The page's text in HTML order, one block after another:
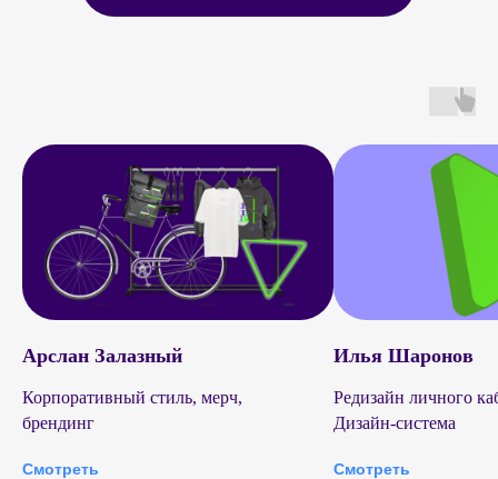
Арслан Залазный
Корпоративный стиль, мерч,
брендинг
Смотреть
Илья Шаронов
Редизайн личного
Дизайн-система
Смотреть